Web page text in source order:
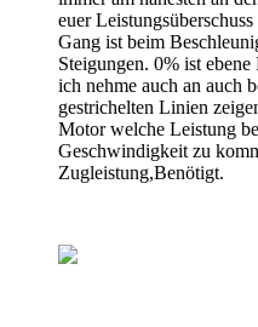
euer
Gang ist beim
Steigungen. 0% ist
ich nehme auch an auch
gestrichelten Linien
Motor welche Leistung
Geschwindigkeit zu
Zugleistung,Benötigt.